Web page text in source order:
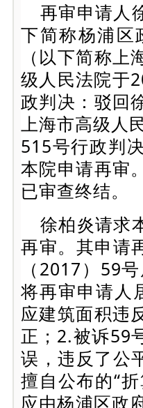
再审申请人
下简称杨浦区
（以下简称
级人民法院于
政判决：驳回
上海市高级人
515号行政判
本院申请再审
已审查终结。
徐柏炎请求
再审。其申请
（2017）59
将再审申请人
应建筑面积违
正；2.被诉59
误，违反了公
擅自公布的“
应由杨浦区政